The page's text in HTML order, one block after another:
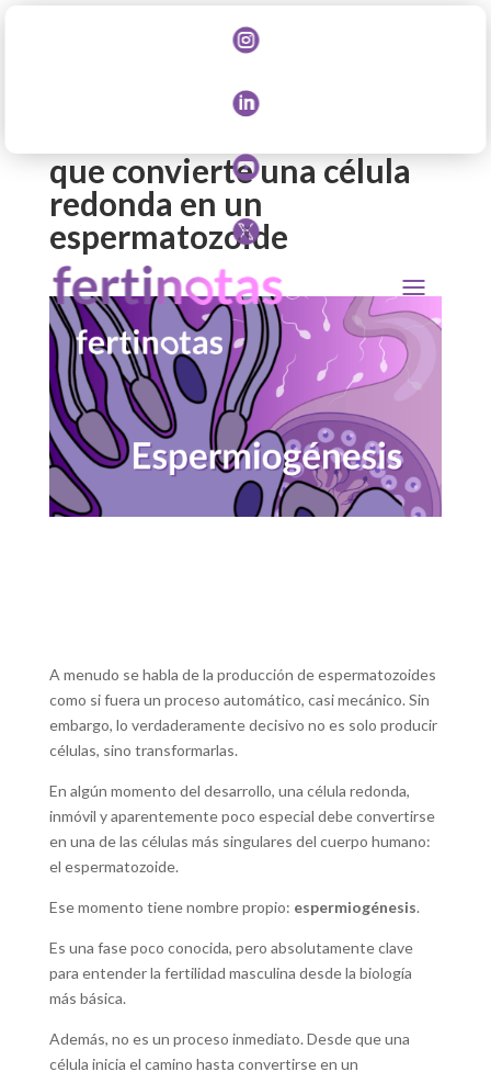




Espermiogénesis: la
que convierte una célula
redonda en un
espermatozoide
A menudo se habla de la producción de espermatozoides
como si fuera un proceso automático, casi mecánico. Sin
embargo, lo verdaderamente decisivo no es solo producir
células, sino transformarlas.
En algún momento del desarrollo, una célula redonda,
inmóvil y aparentemente poco especial debe convertirse
en una de las células más singulares del cuerpo humano:
el espermatozoide.
Ese momento tiene nombre propio: espermiogénesis.
Es una fase poco conocida, pero absolutamente clave
para entender la fertilidad masculina desde la biología
más básica.
Además, no es un proceso inmediato. Desde que una
célula inicia el camino hasta convertirse en un